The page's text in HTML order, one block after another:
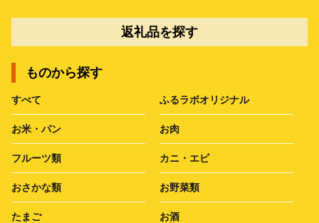
返礼品を探す
ものから探す
すべて ふるラボオリジナル
お米・パン お肉
フルーツ類 カニ・エビ
おさかな類 お野菜類
たまご お酒